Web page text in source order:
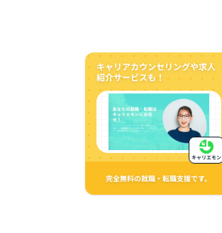
キャリアカウンセリングや求人
紹介サービスも！
完全無料の就職・転職支援です。
キャリエモン